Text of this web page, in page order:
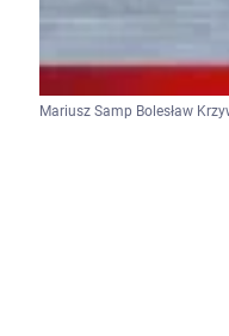
Mariusz Samp Bolesław